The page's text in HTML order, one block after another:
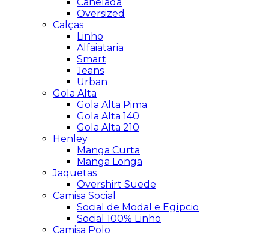
Oversized
Calças
Linho
Alfaiataria
Smart
Jeans
Urban
Gola Alta
Gola Alta Pima
Gola Alta 140
Gola Alta 210
Henley
Manga Curta
Manga Longa
Jaquetas
Overshirt Suede
Camisa Social
Social de Modal e Egípcio
Social 100% Linho
Camisa Polo